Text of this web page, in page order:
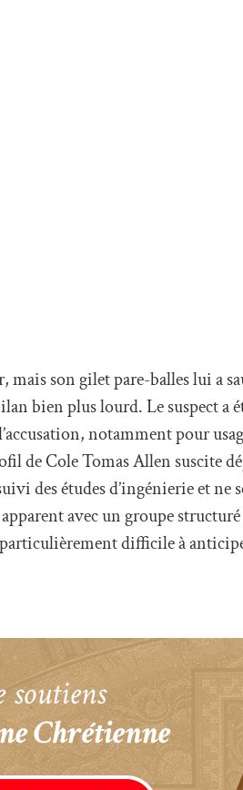
mais son gilet pare-balles lui a
bien plus lourd. Le suspect a
notamment pour
de Cole Tomas Allen suscite
des études d’ingénierie et ne
avec un groupe structuré
difficile à